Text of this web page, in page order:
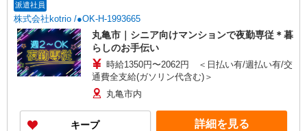
派遣社員
株式会社kotrio /●OK-H-1993665
丸亀市｜シニア向けマンションで夜勤専従＊暮
らしのお手伝い
時給1350円〜2062円 ＜日払い有/週払い有/交
通費全支給(ガソリン代含む)＞
丸亀市内
キープ 詳細を見る